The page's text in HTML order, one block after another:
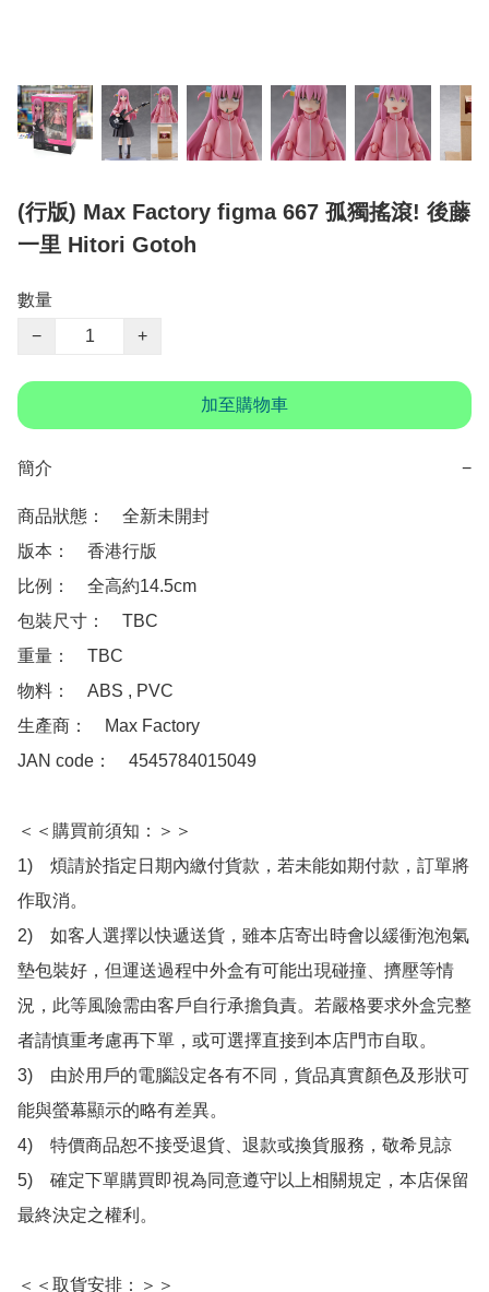
(行版) Max Factory figma 667 孤獨搖滾! 後藤
一里 Hitori Gotoh
數量
−
+
加至購物車
簡介 −
商品狀態：　全新未開封
版本：　香港行版
比例：　全高約14.5cm
包裝尺寸：　TBC
重量：　TBC
物料：　ABS , PVC
生產商：　Max Factory
JAN code：　4545784015049
＜＜購買前須知：＞＞
1)　煩請於指定日期內繳付貨款，若未能如期付款，訂單將
作取消。
2)　如客人選擇以快遞送貨，雖本店寄出時會以緩衝泡泡氣
墊包裝好，但運送過程中外盒有可能出現碰撞、擠壓等情
況，此等風險需由客戶自行承擔負責。若嚴格要求外盒完整
者請慎重考慮再下單，或可選擇直接到本店門市自取。
3)　由於用戶的電腦設定各有不同，貨品真實顏色及形狀可
能與螢幕顯示的略有差異。
4)　特價商品恕不接受退貨、退款或換貨服務，敬希見諒
5)　確定下單購買即視為同意遵守以上相關規定，本店保留
最終決定之權利。
＜＜取貨安排：＞＞